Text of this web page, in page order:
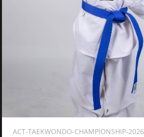
ACT-TAEKWONDO-CHAMPIONSHIP-2026